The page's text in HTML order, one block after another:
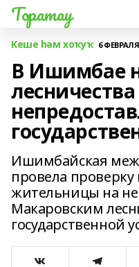
Торатау
Кеше һәм хоҡуҡ 6 ФЕВРАЛЯ
В Ишимбае
Ишимбайская
провела
жительницы на
Макаровским
государственной